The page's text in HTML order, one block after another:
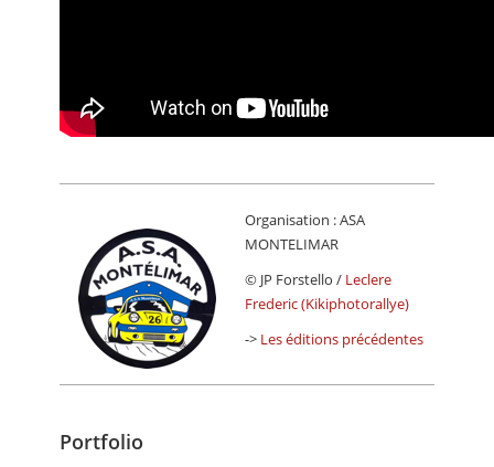
Organisation : ASA
MONTELIMAR
© JP Forstello / Leclere
Frederic (Kikiphotorallye)
-> Les éditions précédentes
Portfolio